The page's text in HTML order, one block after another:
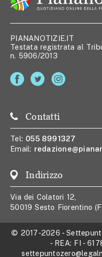
PIANANOTIZIE.IT
Testata registrata al
n. 5906/2013
Contatti
Tel: 055 8991327
Email:
Indirizzo
Via dei Colatori 12,
50019 Sesto Fiorentino
© 2017-2026 -
- REA: FI -